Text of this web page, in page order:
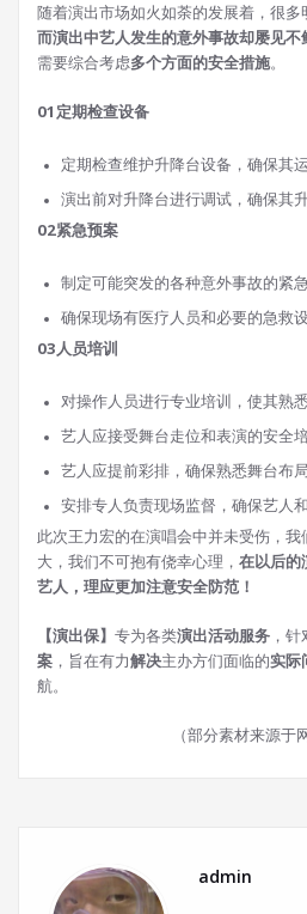
随着演出市场如火如荼的发展着，很多
而演出中艺人发生的意外事故却屡见不
需要综合考虑多个方面的安全措施。
01 定期检查设备
定期检查维护升降台设备，确保其运
演出前对升降台进行调试，确保其
02紧急预案
制定可能突发的各种意外事故的紧
确保现场有医疗人员和必要的急救设
03人员培训
对操作人员进行专业培训，使其熟
艺人应接受舞台走位和表演的安全培
艺人应提前彩排，确保熟悉舞台布
安排专人负责现场监督，确保艺人
此次王力宏的在演唱会中并未受伤，
大，我们不可抱有侥幸心理， 在以后的
艺人，理应更加注意安全防范！
【演出保】 专为各类演出活动服务 ，
案 ，旨在有力解决主办方们面临的实际
航。
（部分素材来源于
admin